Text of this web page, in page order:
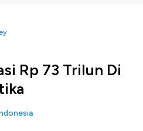
Rp 73 Trilun Di